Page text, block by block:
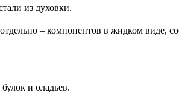
из духовки.
– компонентов в жидком виде,
и оладьев.